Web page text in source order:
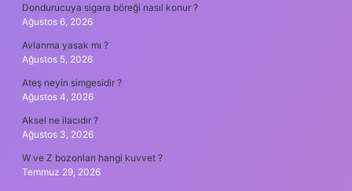
Dondurucuya sigara böreği nasıl konur ?
Ağustos 6, 2026
Avlanma yasak mı ?
Ağustos 5, 2026
Ateş neyin simgesidir ?
Ağustos 4, 2026
Aksel ne ilacıdır ?
Ağustos 3, 2026
W ve Z bozonları hangi kuvvet ?
Temmuz 29, 2026